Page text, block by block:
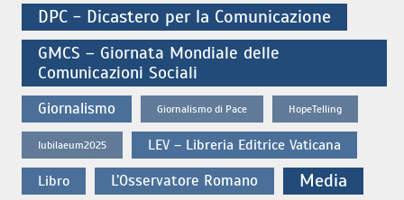
DPC - Dicastero per la Comunicazione
GMCS – Giornata Mondiale delle
Comunicazioni Sociali
Giornalismo Giornalismo di Pace HopeTelling
Iubilaeum2025 LEV – Libreria Editrice Vaticana
Libro L’Osservatore Romano Media